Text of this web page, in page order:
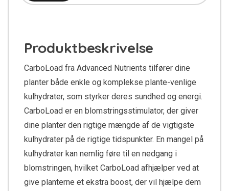
Produktbeskrivelse
CarboLoad fra Advanced Nutrients tilfører dine
planter både enkle og komplekse plante-venlige
kulhydrater, som styrker deres sundhed og energi.
CarboLoad er en blomstringsstimulator, der giver
dine planter den rigtige mængde af de vigtigste
kulhydrater på de rigtige tidspunkter. En mangel på
kulhydrater kan nemlig føre til en nedgang i
blomstringen, hvilket CarboLoad afhjælper ved at
give planterne et ekstra boost, der vil hjælpe dem